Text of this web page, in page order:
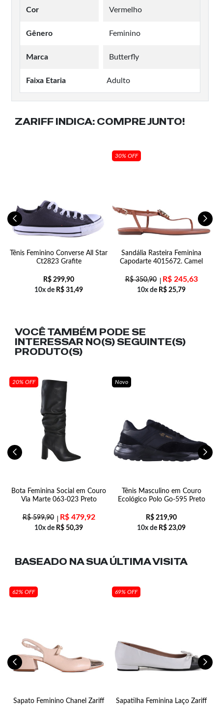
Cor Vermelho
Gênero Feminino
Marca Butterfly
Faixa Etaria Adulto
ZARIFF INDICA: COMPRE JUNTO!
Tênis Feminino Converse All Star
Ct2823 Grafite
R$ 299,90
10x de R$ 31,49
30% OFF
Sandália Rasteira Feminina
Capodarte 4015672. Camel
R$350,90 R$245,63
10x de R$ 25,79
VOCÊ TAMBÉM PODE SE
INTERESSAR NO(S) SEGUINTE(S)
PRODUTO(S)
20% OFF
Bota Feminina Social em Couro
Via Marte 063-023 Preto
R$599,90 R$479,92
10x de R$ 50,39
Novo
Tênis Masculino em Couro
Ecológico Polo Go-595 Preto
R$ 219,90
10x de R$ 23,09
BASEADO NA SUAÚLTIMA VISITA
62% OFF
Sapato Feminino Chanel Zariff
69% OFF
Sapatilha Feminina Laço Zariff